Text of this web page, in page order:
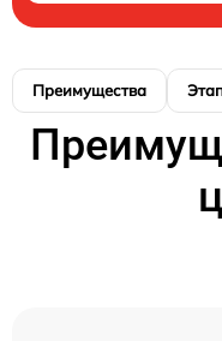
Преимущества